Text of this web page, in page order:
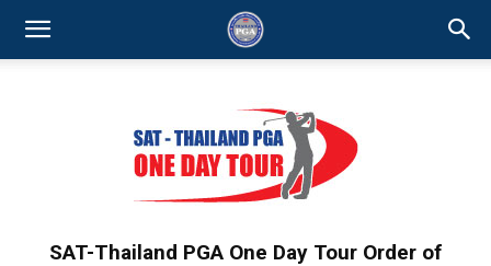
SAT-Thailand PGA One Day Tour Order of